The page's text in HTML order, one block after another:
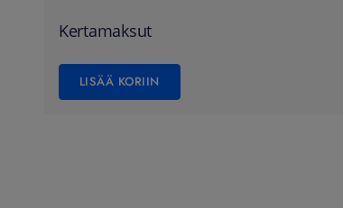
Kertamaksut
LISÄÄ KORIIN